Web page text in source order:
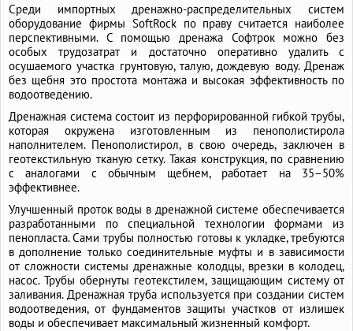
Среди импортных дренажно-распределительных систем
оборудование фирмы SoftRock по праву считается наиболее
перспективными. С помощью дренажа Софтрок можно без
особых трудозатрат и достаточно оперативно удалить с
осушаемого участка грунтовую, талую, дождевую воду. Дренаж
без щебня это простота монтажа и высокая эффективность по
водоотведению.
Дренажная система состоит из перфорированной гибкой трубы,
которая окружена изготовленным из пенополистирола
наполнителем. Пенополистирол, в свою очередь, заключен в
геотекстильную тканую сетку. Такая конструкция, по сравнению
с аналогами с обычным щебнем, работает на 35–50%
эффективнее.
Улучшенный проток воды в дренажной системе обеспечивается
разработанными по специальной технологии формами из
пенопласта. Сами трубы полностью готовы к укладке, требуются
в дополнение только соединительные муфты и в зависимости
от сложности системы дренажные колодцы, врезки в колодец,
насос. Трубы обернуты геотекстилем, защищающим систему от
заливания. Дренажная труба используется при создании систем
водоотведения, от фундаментов защиты участков от излишек
воды и обеспечивает максимальный жизненный комфорт.